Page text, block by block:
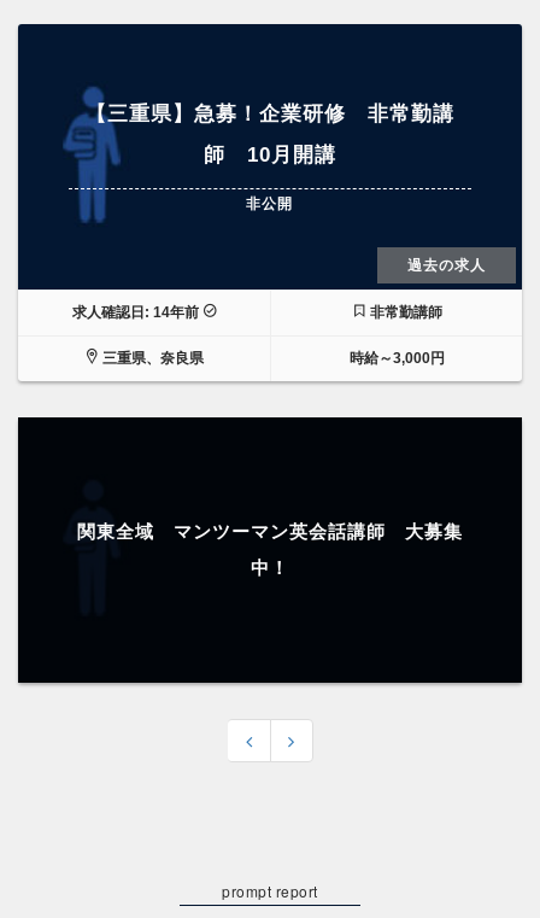
【三重県】急募！企業研修 非常勤講
師 10月開講
非公開
過去の求人
求人確認日: 14年前 非常勤講師
三重県、奈良県 時給～3,000円
関東全域 マンツーマン英会話講師 大募集
中！